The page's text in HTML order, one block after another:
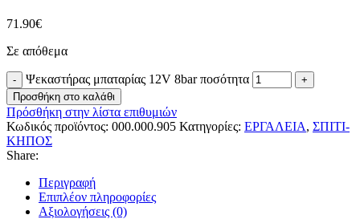
71.90€
Σε απόθεμα
Ψεκαστήρας μπαταρίας 12V 8bar ποσότητα
Προσθήκη στο καλάθι
Πρόσθήκη στην λίστα επιθυμιών
Κωδικός προϊόντος: 000.000.905 Κατηγορίες: ΕΡΓΑΛΕΙΑ, ΣΠΙΤΙ-
ΚΗΠΟΣ
Share:
Περιγραφή
Επιπλέον πληροφορίες
Αξιολογήσεις (0)